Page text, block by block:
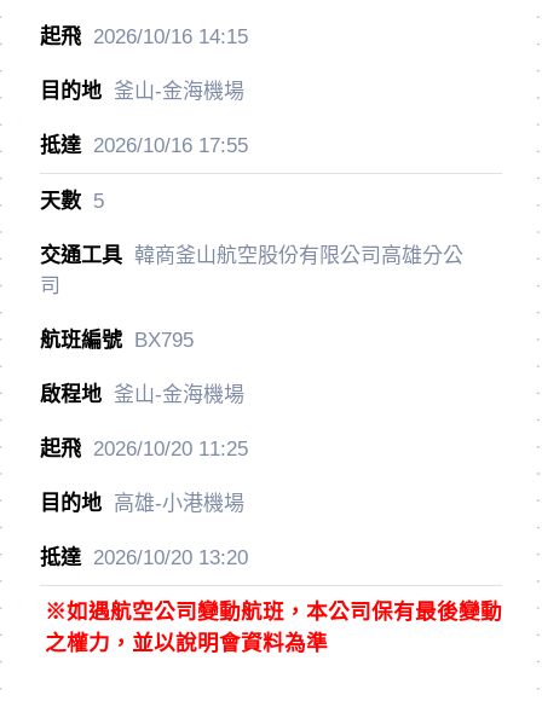
2026/10/1614:15
釜山-金海機場
2026/10/1617:55
5
韓商釜山航空股份有限公司高雄分公
司
BX795
釜山-金海機場
2026/10/2011:25
高雄-小港機場
2026/10/2013:20
※如遇航空公司變動航班，本公司保有最後變動
之權力，並以說明會資料為準